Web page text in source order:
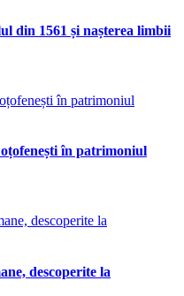
din 1561 și nașterea limbii
în patrimoniul
descoperite la